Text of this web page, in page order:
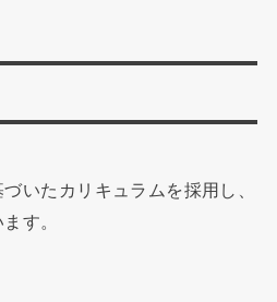
いたカリキュラムを採用し、
す。